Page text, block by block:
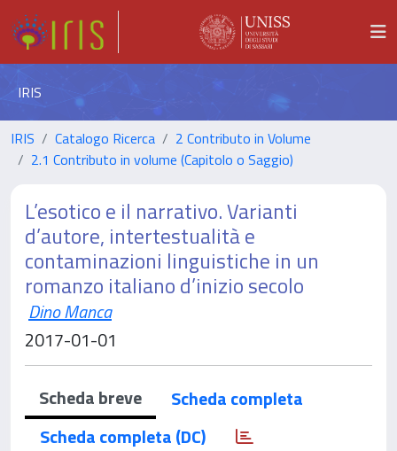
IRIS
IRIS Catalogo Ricerca
2 Contributo in Volume
2.1 Contributo in volume (Capitolo o Saggio)
L’esotico e il narrativo. Varianti
d’autore, intertestualità e
contaminazioni linguistiche in un
romanzo italiano d’inizio secolo
Dino Manca
2017-01-01
Scheda breve
Scheda completa
Scheda completa (DC)